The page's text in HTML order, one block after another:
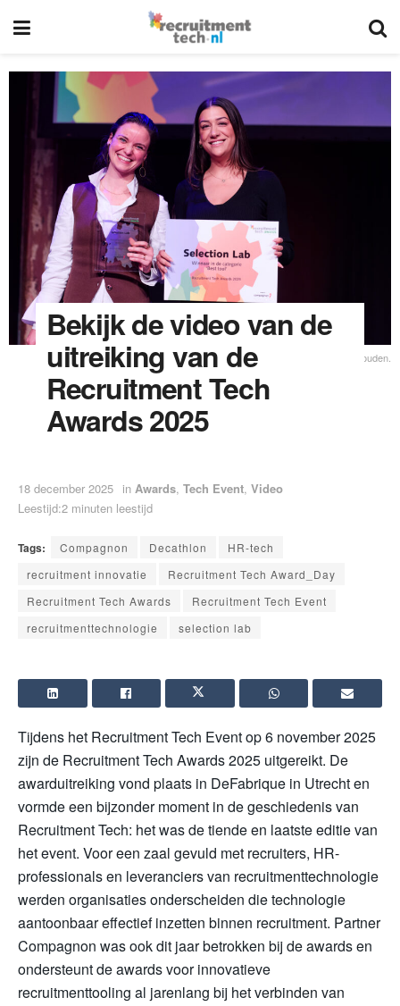
In Utrecht wordt het tiende en laatste Recruitment Tech Event gehouden.
Bekijk de video van de
uitreiking van de
Recruitment Tech
Awards 2025
18 december 2025 in Awards, Tech Event, Video
Leestijd:2 minuten leestijd
Tags: Compagnon Decathlon
HR-tech
recruitment innovatie
Recruitment Tech Award_Day
Recruitment Tech Awards
Recruitment Tech Event
recruitmenttechnologie
selection lab
Tijdens het Recruitment Tech Event op 6 november 2025
zijn de Recruitment Tech Awards 2025 uitgereikt. De
awarduitreiking vond plaats in DeFabrique in Utrecht en
vormde een bijzonder moment in de geschiedenis van
Recruitment Tech: het was de tiende en laatste editie van
het event. Voor een zaal gevuld met recruiters, HR-
professionals en leveranciers van recruitmenttechnologie
werden organisaties onderscheiden die technologie
aantoonbaar effectief inzetten binnen recruitment. Partner
Compagnon was ook dit jaar betrokken bij de awards en
ondersteunt de awards voor innovatieve
recruitmenttooling al jarenlang bij het verbinden van